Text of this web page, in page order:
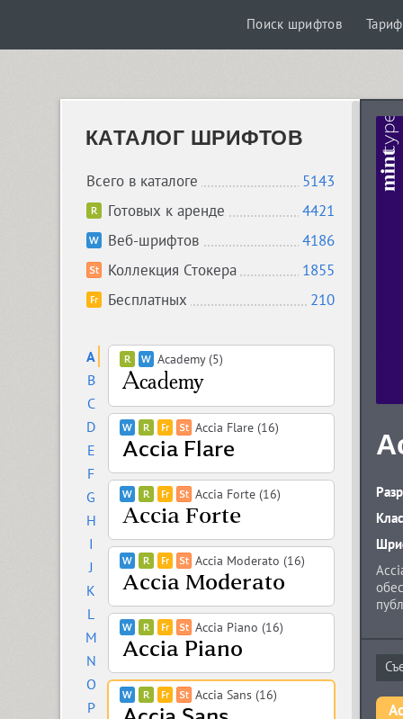
Поиск шрифтов
КАТАЛОГ ШРИФТОВ
Всего в каталоге
5143
Готовых к аренде
4421
Веб-шрифтов
4186
Коллекция Стокера
1855
Бесплатных
210
A
B
C
D
E
F
G
H
I
J
K
L
M
N
O
P
Academy (5)
Accia Flare (16)
Accia Forte (16)
Accia Moderato (16)
Accia Piano (16)
Accia Sans (16)